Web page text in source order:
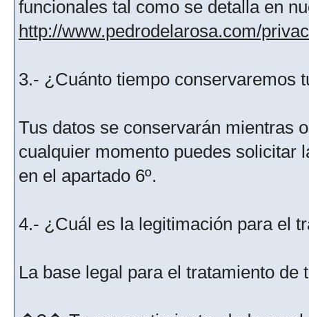
funcionales tal como se detalla en
http://www.pedrodelarosa.com/
3.- ¿Cuánto tiempo conservaremos
Tus datos se conservarán mientras
cualquier momento puedes solicitar
en el apartado 6º.
4.- ¿Cuál es la legitimación para el
La base legal para el tratamiento